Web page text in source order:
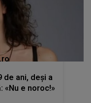
de ani, deși a
«Nu e noroc!»